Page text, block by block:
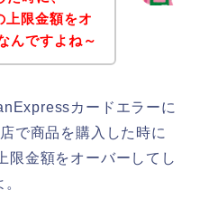
限金額をオ
んですよね～
カードエラーに
で商品を購入した時に
金額をオーバーしてし